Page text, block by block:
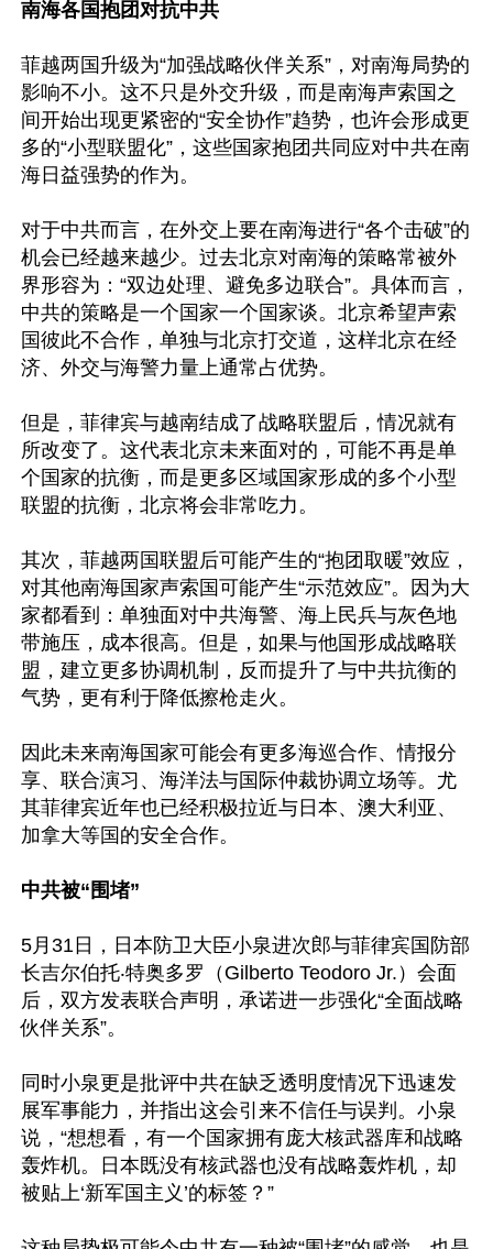
南海各国抱团对抗中共
菲越两国升级为“加强战略伙伴关系”，对南海局势的
影响不小。这不只是外交升级，而是南海声索国之
间开始出现更紧密的“安全协作”趋势，也许会形成更
多的“小型联盟化”，这些国家抱团共同应对中共在南
海日益强势的作为。
对于中共而言，在外交上要在南海进行“各个击破”的
机会已经越来越少。过去北京对南海的策略常被外
界形容为：“双边处理、避免多边联合”。具体而言，
中共的策略是一个国家一个国家谈。北京希望声索
国彼此不合作，单独与北京打交道，这样北京在经
济、外交与海警力量上通常占优势。
但是，菲律宾与越南结成了战略联盟后，情况就有
所改变了。这代表北京未来面对的，可能不再是单
个国家的抗衡，而是更多区域国家形成的多个小型
联盟的抗衡，北京将会非常吃力。
其次，菲越两国联盟后可能产生的“抱团取暖”效应，
对其他南海国家声索国可能产生“示范效应”。因为大
家都看到：单独面对中共海警、海上民兵与灰色地
带施压，成本很高。但是，如果与他国形成战略联
盟，建立更多协调机制，反而提升了与中共抗衡的
气势，更有利于降低擦枪走火。
因此未来南海国家可能会有更多海巡合作、情报分
享、联合演习、海洋法与国际仲裁协调立场等。尤
其菲律宾近年也已经积极拉近与日本、澳大利亚、
加拿大等国的安全合作。
中共被“围堵”
5月31日，日本防卫大臣小泉进次郎与菲律宾国防部
长吉尔伯托‧特奥多罗（Gilberto Teodoro Jr.）会面
后，双方发表联合声明，承诺进一步强化“全面战略
伙伴关系”。
同时小泉更是批评中共在缺乏透明度情况下迅速发
展军事能力，并指出这会引来不信任与误判。小泉
说，“想想看，有一个国家拥有庞大核武器库和战略
轰炸机。日本既没有核武器也没有战略轰炸机，却
被贴上‘新军国主义’的标签？”